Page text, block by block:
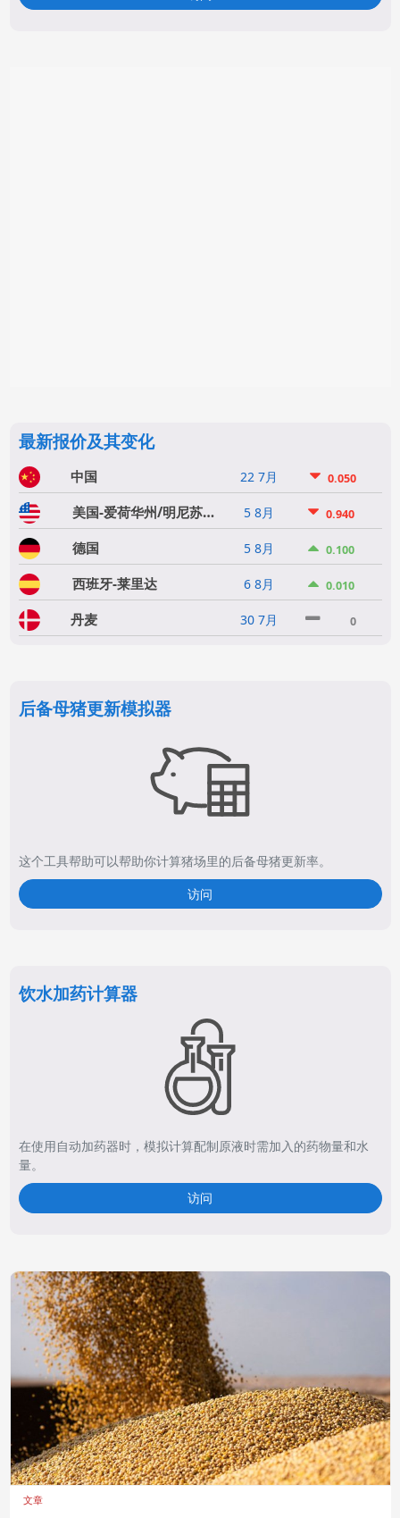
最新报价及其变化
中国 22 7月 0.050
美国-爱荷华州/明尼苏达州 5 8月 0.940
德国 5 8月 0.100
西班牙-莱里达 6 8月 0.010
丹麦 30 7月 0
后备母猪更新模拟器
这个工具帮助可以帮助你计算猪场里的后备母猪更新率。
访问
饮水加药计算器
在使用自动加药器时，模拟计算配制原液时需加入的药物量和水
量。
访问
文章